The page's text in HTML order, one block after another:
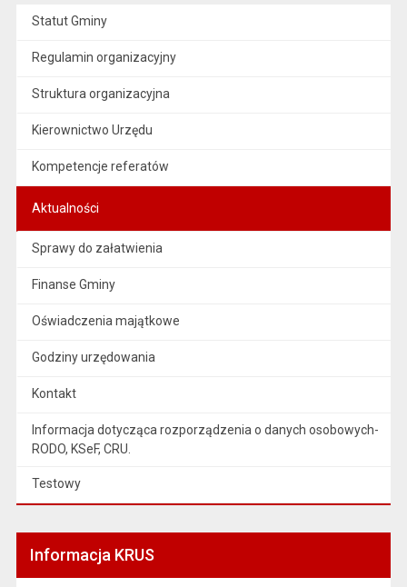
Statut Gminy
Regulamin organizacyjny
Struktura organizacyjna
Kierownictwo Urzędu
Kompetencje referatów
Aktualności
Sprawy do załatwienia
Finanse Gminy
Oświadczenia majątkowe
Godziny urzędowania
Kontakt
Informacja dotycząca rozporządzenia o danych osobowych-
RODO, KSeF, CRU.
Testowy
Informacja KRUS